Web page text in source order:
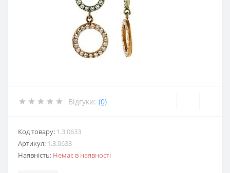
Відгуки: (0)
Код товару: 1.3.0633
Артикул: 1.3.0633
Наявність: Немає в наявності